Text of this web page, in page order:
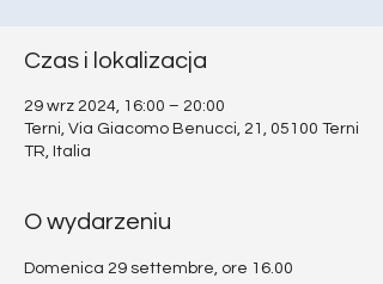
Czas i lokalizacja
29 wrz 2024, 16:00 – 20:00
Terni, Via Giacomo Benucci, 21, 05100 Terni
TR, Italia
O wydarzeniu
Domenica 29 settembre, ore 16.00